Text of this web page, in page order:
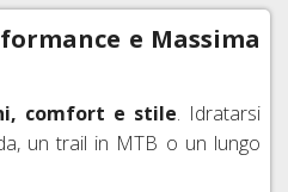
e Massima
comfort e stile. Idratarsi
un trail in MTB o un lungo